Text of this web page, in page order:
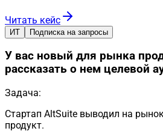
Читать кейс
ИТ Подписка на запросы
У вас новый для рынка
рассказать о нем целевой
Задача:
Стартап AltSuite выводил на
продукт.